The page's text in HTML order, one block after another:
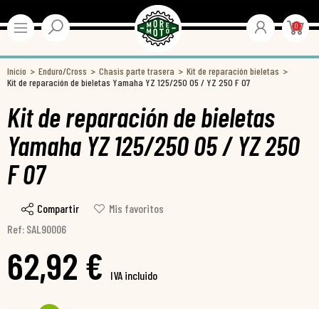
0
Inicio Enduro/Cross Chasis parte trasera
Kit de reparación bieletas
Kit de reparación de bieletas Yamaha YZ 125/250 05 / YZ 250 F 07
Kit de reparación de bieletas
Yamaha YZ 125/250 05 / YZ 250
F 07
Compartir
Mis favoritos
Ref: SAL90006
62,92 € IVA incluido